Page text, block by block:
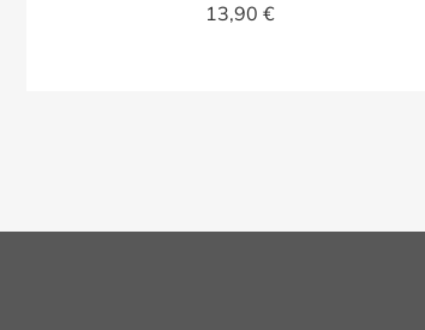
13,90 €